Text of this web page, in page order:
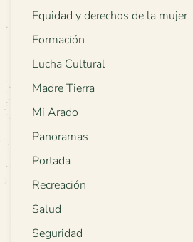
Equidad y derechos de la mujer
Formación
Lucha Cultural
Madre Tierra
Mi Arado
Panoramas
Portada
Recreación
Salud
Seguridad